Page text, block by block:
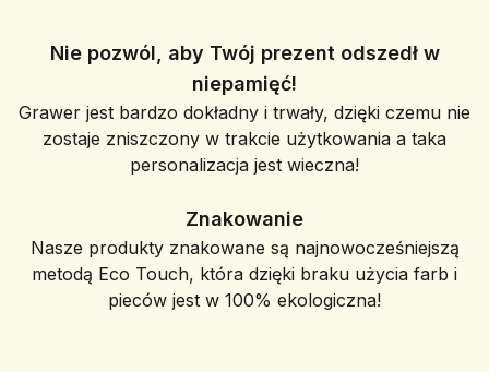
Nie pozwól, aby Twój prezent odszedł w
niepamięć!
Grawer jest bardzo dokładny i trwały, dzięki czemu nie
zostaje zniszczony w trakcie użytkowania a taka
personalizacja jest wieczna!
Znakowanie
Nasze produkty znakowane są najnowocześniejszą
metodą Eco Touch, która dzięki braku użycia farb i
pieców jest w 100% ekologiczna!